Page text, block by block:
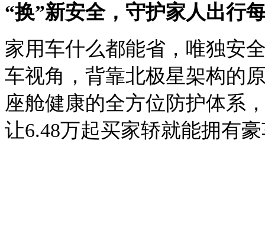
“换”新安全，守护家人出行
家用车什么都能省，唯独安
车视角，背靠北极星架构的
座舱健康的全方位防护体系
让6.48万起买家轿就能拥有